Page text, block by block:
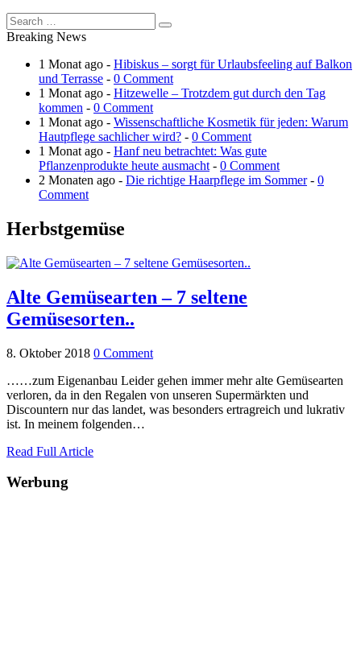
Breaking News
1 Monat ago - Hibiskus – sorgt für Urlaubsfeeling auf Balkon
und Terrasse - 0 Comment
1 Monat ago - Hitzewelle – Trotzdem gut durch den Tag
kommen - 0 Comment
1 Monat ago - Wissenschaftliche Kosmetik für jeden: Warum
Hautpflege sachlicher wird? - 0 Comment
1 Monat ago - Hanf neu betrachtet: Was gute
Pflanzenprodukte heute ausmacht - 0 Comment
2 Monaten ago - Die richtige Haarpflege im Sommer- 0
Comment
Herbstgemüse
Alte Gemüsearten – 7 seltene
Gemüsesorten..
8. Oktober 2018 0 Comment
……zum Eigenanbau Leider gehen immer mehr alte Gemüsearten
verloren, da in den Regalen von unseren Supermärkten und
Discountern nur das landet, was besonders ertragreich und lukrativ
ist. In meinem folgenden…
Read Full Article
Werbung